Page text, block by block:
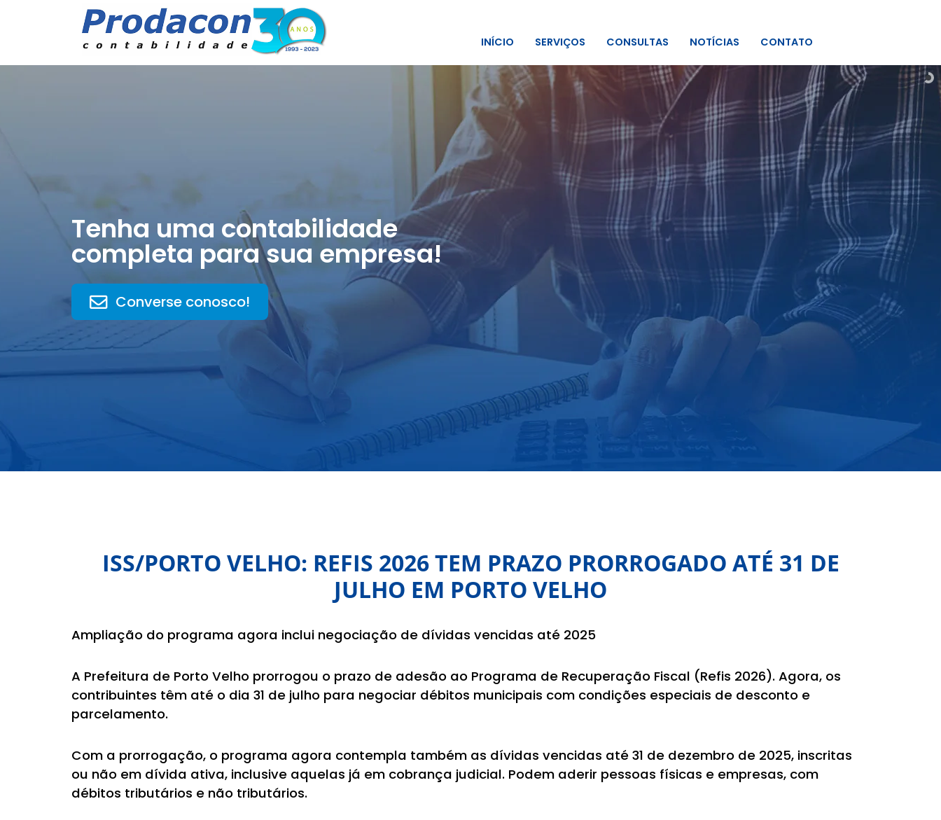
INÍCIO SERVIÇOS CONSULTAS NOTÍCIAS CONTATO
Tenha uma contabilidade
completa para sua empresa!
Converse conosco!
ISS/PORTO VELHO: REFIS 2026 TEM PRAZO PRORROGADO ATÉ 31 DE
JULHO EM PORTO VELHO
Ampliação do programa agora inclui negociação de dívidas vencidas até 2025
A Prefeitura de Porto Velho prorrogou o prazo de adesão ao Programa de Recuperação Fiscal (Refis 2026). Agora, os
contribuintes têm até o dia 31 de julho para negociar débitos municipais com condições especiais de desconto e
parcelamento.
Com a prorrogação, o programa agora contempla também as dívidas vencidas até 31 de dezembro de 2025, inscritas
ou não em dívida ativa, inclusive aquelas já em cobrança judicial. Podem aderir pessoas físicas e empresas, com
débitos tributários e não tributários.